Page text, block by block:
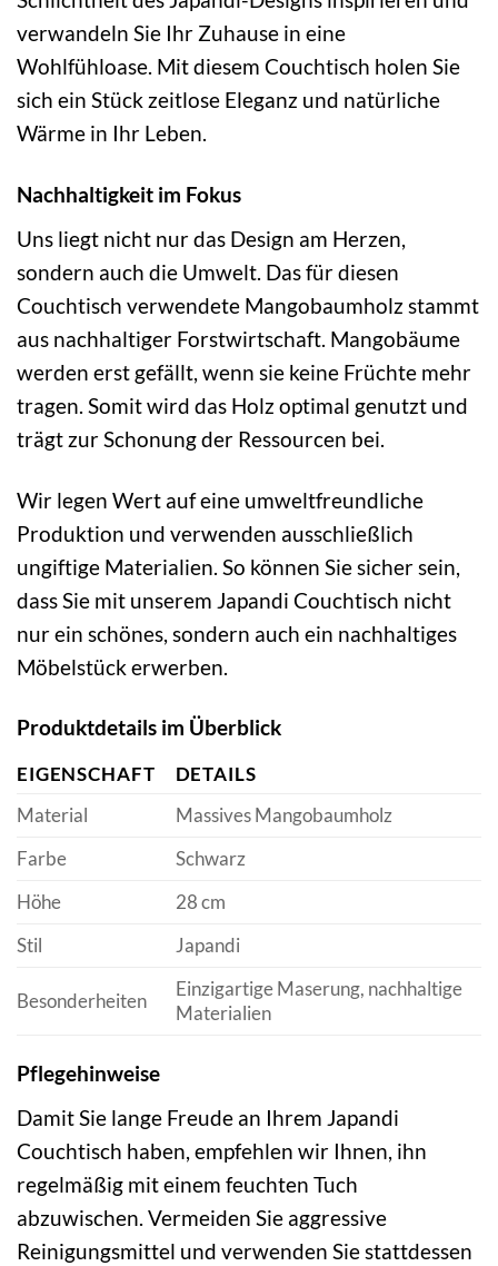
verwandeln Sie Ihr Zuhause in eine
Wohlfühloase. Mit diesem Couchtisch holen Sie
sich ein Stück zeitlose Eleganz und natürliche
Wärme in Ihr Leben.
Nachhaltigkeit im Fokus
Uns liegt nicht nur das Design am Herzen,
sondern auch die Umwelt. Das für diesen
Couchtisch verwendete Mangobaumholz stammt
aus nachhaltiger Forstwirtschaft. Mangobäume
werden erst gefällt, wenn sie keine Früchte mehr
tragen. Somit wird das Holz optimal genutzt und
trägt zur Schonung der Ressourcen bei.
Wir legen Wert auf eine umweltfreundliche
Produktion und verwenden ausschließlich
ungiftige Materialien. So können Sie sicher sein,
dass Sie mit unserem Japandi Couchtisch nicht
nur ein schönes, sondern auch ein nachhaltiges
Möbelstück erwerben.
Produktdetails im Überblick
EIGENSCHAFT
DETAILS
Material
Massives Mangobaumholz
Farbe
Schwarz
Höhe
28 cm
Stil
Japandi
Besonderheiten
Einzigartige Maserung, nachhaltige
Materialien
Pflegehinweise
Damit Sie lange Freude an Ihrem Japandi
Couchtisch haben, empfehlen wir Ihnen, ihn
regelmäßig mit einem feuchten Tuch
abzuwischen. Vermeiden Sie aggressive
Reinigungsmittel und verwenden Sie stattdessen